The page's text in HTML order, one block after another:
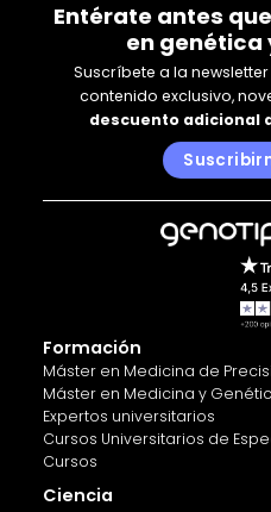
Entérate antes
en
Suscríbete a la
contenido exclusivo,
descuento adicional
Formación
Máster en Medicina de
Máster en Medicina y
Expertos universitarios
Cursos Universitarios de
Cursos
Ciencia